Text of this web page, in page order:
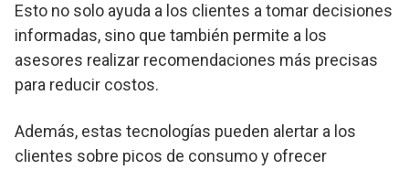
Esto no solo ayuda a los clientes a tomar decisiones
informadas, sino que también permite a los
asesores realizar recomendaciones más precisas
para reducir costos.
Además, estas tecnologías pueden alertar a los
clientes sobre picos de consumo y ofrecer